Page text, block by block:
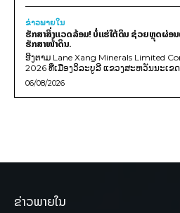
ຂ່າວພາຍ​ໃນ
ຮັກສາສິ່ງແວດລ້ອມ! ບໍ່ແຮ່ໃຕ້ດິນ ຊ່ວຍຫຼຸດຜ່ອ
ຮັກສາໜ້າດິນ.
ອີງຕາມ Lane Xang Minerals Limited
2026 ທີ່ເມືອງວິລະບູລີ ແຂວງສະຫວັນນະເຂດ
06/08/2026
ຂ່າວພາຍໃນ